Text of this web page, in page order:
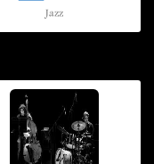
Jazz